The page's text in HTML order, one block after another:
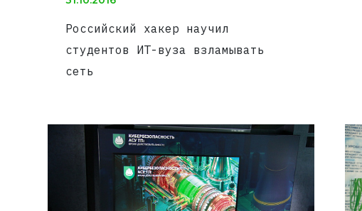
Российский хакер научил
студентов ИТ-вуза взламывать
сеть